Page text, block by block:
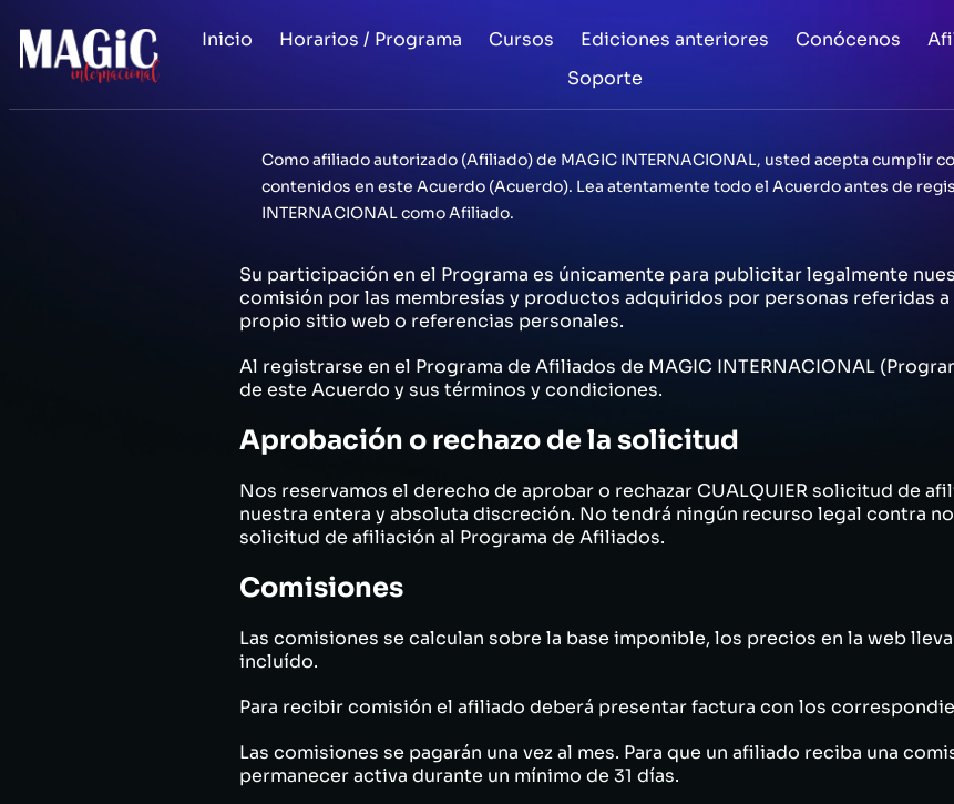
Inicio Horarios / Programa Cursos Ediciones anteriores Conócenos
Soporte
Como afiliado autorizado (Afiliado) de MAGIC INTERNACIONAL, usted acepta cumplir
contenidos en este Acuerdo (Acuerdo). Lea atentamente todo el Acuerdo antes de
INTERNACIONAL como Afiliado.
Su participación en el Programa es únicamente para publicitar legalmente
comisión por las membresías y productos adquiridos por personas referidas a
propio sitio web o referencias personales.
Al registrarse en el Programa de Afiliados de MAGIC INTERNACIONAL
de este Acuerdo y sus términos y condiciones.
Aprobación o rechazo de la solicitud
Nos reservamos el derecho de aprobar o rechazar CUALQUIER solicitud de
nuestra entera y absoluta discreción. No tendrá ningún recurso legal contra
solicitud de afiliación al Programa de Afiliados.
Comisiones
Las comisiones se calculan sobre la base imponible, los precios en la web
incluído.
Para recibir comisión el afiliado deberá presentar factura con los
Las comisiones se pagarán una vez al mes. Para que un afiliado reciba una
permanecer activa durante un mínimo de 31 días.